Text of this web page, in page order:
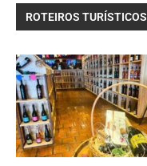
ROTEIROS TURÍSTICOS